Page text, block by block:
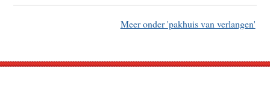
Meer onder 'pakhuis van verlangen'